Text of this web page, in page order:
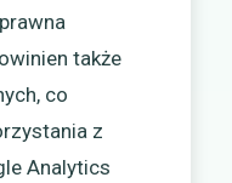
także
co
z
Analytics